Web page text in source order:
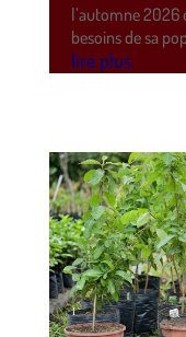
l’automne 2026
besoins de sa
lire plus